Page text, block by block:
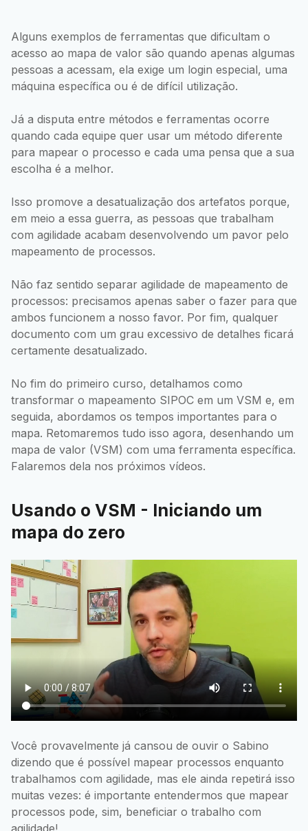
Alguns exemplos de ferramentas que dificultam o
acesso ao mapa de valor são quando apenas algumas
pessoas a acessam, ela exige um login especial, uma
máquina específica ou é de difícil utilização.
Já a disputa entre métodos e ferramentas ocorre
quando cada equipe quer usar um método diferente
para mapear o processo e cada uma pensa que a sua
escolha é a melhor.
Isso promove a desatualização dos artefatos porque,
em meio a essa guerra, as pessoas que trabalham
com agilidade acabam desenvolvendo um pavor pelo
mapeamento de processos.
Não faz sentido separar agilidade de mapeamento de
processos: precisamos apenas saber o fazer para que
ambos funcionem a nosso favor. Por fim, qualquer
documento com um grau excessivo de detalhes ficará
certamente desatualizado.
No fim do primeiro curso, detalhamos como
transformar o mapeamento SIPOC em um VSM e, em
seguida, abordamos os tempos importantes para o
mapa. Retomaremos tudo isso agora, desenhando um
mapa de valor (VSM) com uma ferramenta específica.
Falaremos dela nos próximos vídeos.
Usando o VSM - Iniciando um
mapa do zero
Você provavelmente já cansou de ouvir o Sabino
dizendo que é possível mapear processos enquanto
trabalhamos com agilidade, mas ele ainda repetirá isso
muitas vezes: é importante entendermos que mapear
processos pode, sim, beneficiar o trabalho com